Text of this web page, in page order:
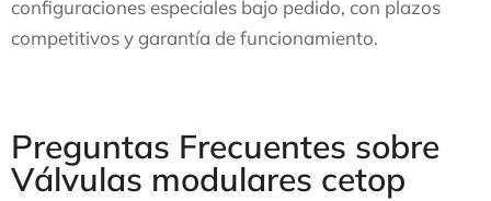
configuraciones especiales bajo pedido, con plazos
competitivos y garantía de funcionamiento.
Preguntas Frecuentes sobre
Válvulas modulares cetop